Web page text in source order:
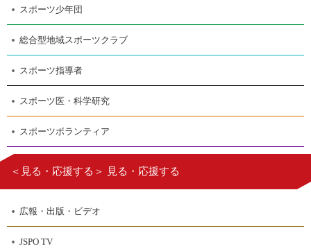
スポーツ少年団
総合型地域スポーツクラブ
スポーツ指導者
スポーツ医・科学研究
スポーツボランティア
＜見る・応援する＞ 見る・応援する
広報・出版・ビデオ
JSPO TV